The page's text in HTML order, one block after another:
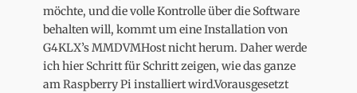
möchte, und die volle Kontrolle über die Software
behalten will, kommt um eine Installation von
G4KLX’s MMDVMHost nicht herum. Daher werde
ich hier Schritt für Schritt zeigen, wie das ganze
am Raspberry Pi installiert wird.Vorausgesetzt